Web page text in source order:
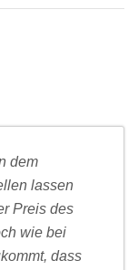
dem
lassen
Preis des
wie bei
dass